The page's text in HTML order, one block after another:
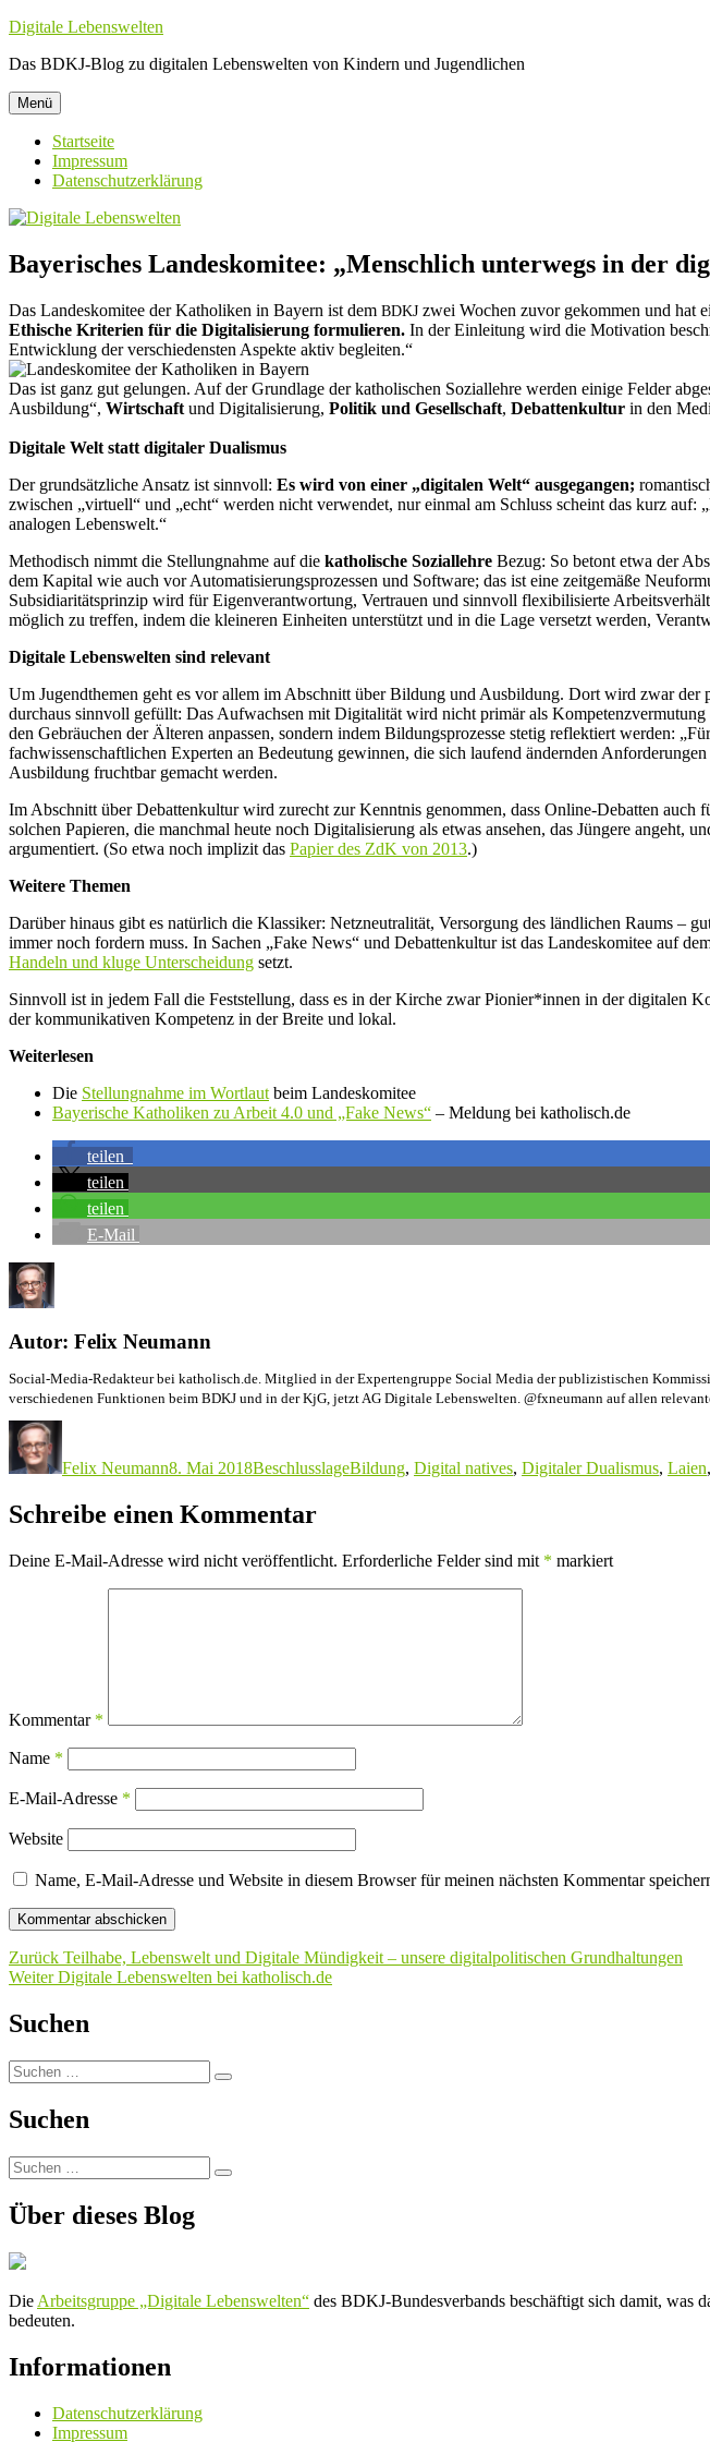
Zum
springen
Digitale Lebenswelten
Das BDKJ-Blog zu digitalen Lebenswelten von Kindern und Jugendlichen
Menü
Startseite
Impressum
Datenschutzerklärung
Bayerisches Landeskomitee: „Menschlich unterwegs in der
Das Landeskomitee der Katholiken in Bayern ist dem BDKJ zwei Wochen zuvor gekommen und hat
Ethische Kriterien für die Digitalisierung formulieren. In der Einleitung wird die Motivation
Entwicklung der verschiedensten Aspekte aktiv begleiten.“
Das ist ganz gut gelungen. Auf der Grundlage der katholischen Soziallehre werden einige Felder
Ausbildung“, Wirtschaft und Digitalisierung, Politik und Gesellschaft, Debattenkultur in den
Digitale Welt statt digitaler Dualismus
Der grundsätzliche Ansatz ist sinnvoll: Es wird von einer „digitalen Welt“ ausgegangen;
zwischen „virtuell“ und „echt“ werden nicht verwendet, nur einmal am Schluss scheint das kurz
analogen Lebenswelt.“
Methodisch nimmt die Stellungnahme auf die katholische Soziallehre Bezug: So betont etwa der
dem Kapital wie auch vor Automatisierungsprozessen und Software; das ist eine zeitgemäße
Subsidiaritätsprinzip wird für Eigenverantwortung, Vertrauen und sinnvoll flexibilisierte
möglich zu treffen, indem die kleineren Einheiten unterstützt und in die Lage versetzt werden,
Digitale Lebenswelten sind relevant
Um Jugendthemen geht es vor allem im Abschnitt über Bildung und Ausbildung. Dort wird zwar
durchaus sinnvoll gefüllt: Das Aufwachsen mit Digitalität wird nicht primär als
den Gebräuchen der Älteren anpassen, sondern indem Bildungsprozesse stetig reflektiert werden:
fachwissenschaftlichen Experten an Bedeutung gewinnen, die sich laufend ändernden
Ausbildung fruchtbar gemacht werden.
Im Abschnitt über Debattenkultur wird zurecht zur Kenntnis genommen, dass Online-Debatten
solchen Papieren, die manchmal heute noch Digitalisierung als etwas ansehen, das Jüngere
argumentiert. (So etwa noch implizit das Papier des ZdK von 2013.)
Weitere Themen
Darüber hinaus gibt es natürlich die Klassiker: Netzneutralität, Versorgung des ländlichen Raums –
immer noch fordern muss. In Sachen „Fake News“ und Debattenkultur ist das Landeskomitee auf
Handeln und kluge Unterscheidung setzt.
Sinnvoll ist in jedem Fall die Feststellung, dass es in der Kirche zwar Pionier*innen in der digitalen
der kommunikativen Kompetenz in der Breite und lokal.
Weiterlesen
Die Stellungnahme im Wortlaut beim Landeskomitee
Bayerische Katholiken zu Arbeit 4.0 und „Fake News“ – Meldung bei katholisch.de
teilen
teilen
teilen
E‑Mail
Autor: Felix Neumann
Social-Media-Redakteur bei katholisch.de. Mitglied in der Expertengruppe Social Media der publizistischen
verschiedenen Funktionen beim BDKJ und in der KjG, jetzt AG Digitale Lebenswelten. @fxneumann auf allen
Felix Neumann8. Mai 2018BeschlusslageBildung, Digital natives, Digitaler Dualismus, Laien,
Schreibe einen Kommentar
Deine E-Mail-Adresse wird nicht veröffentlicht. Erforderliche Felder sind mit * markiert
Kommentar *
Name *
E-Mail-Adresse *
Website
Name, E-Mail-Adresse und Website in diesem Browser für meinen nächsten Kommentar
Beitragsnavigation
Zurück Vorheriger
Beitrag:
Teilhabe, Lebenswelt und Digitale Mündigkeit – unsere digitalpolitischen Grundhaltungen
Weiter Nächster
Digitale Lebenswelten bei katholisch.de
Suchen
Suchen
nach:
Suchen
Suchen
Suchen
nach:
Suchen
Über dieses Blog
Die Arbeitsgruppe „Digitale Lebenswelten“ des BDKJ-Bundesverbands beschäftigt sich damit, was
bedeuten.
Informationen
Datenschutzerklärung
Impressum